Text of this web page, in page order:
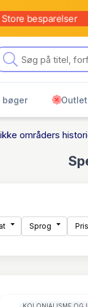
levering til pakkeshop
bøger Outlet
områders
Sprog Pris